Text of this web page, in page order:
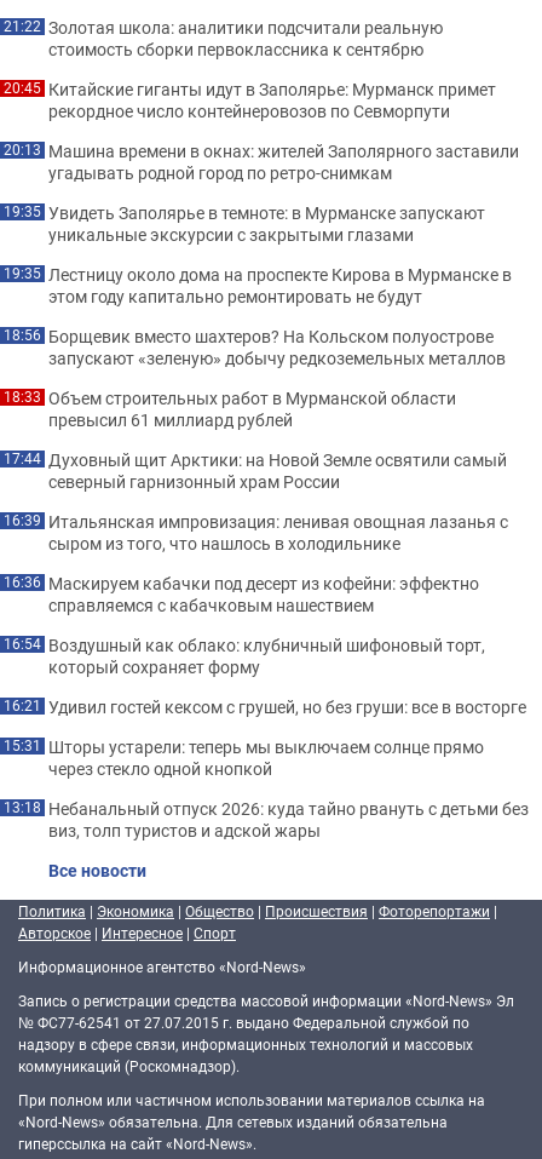
21:22 Золотая школа: аналитики подсчитали реальную
стоимость сборки первоклассника к сентябрю
20:45 Китайские гиганты идут в Заполярье: Мурманск примет
рекордное число контейнеровозов по Севморпути
20:13 Машина времени в окнах: жителей Заполярного заставили
угадывать родной город по ретро-снимкам
19:35 Увидеть Заполярье в темноте: в Мурманске запускают
уникальные экскурсии с закрытыми глазами
19:35 Лестницу около дома на проспекте Кирова в Мурманске в
этом году капитально ремонтировать не будут
18:56 Борщевик вместо шахтеров? На Кольском полуострове
запускают «зеленую» добычу редкоземельных металлов
18:33 Объем строительных работ в Мурманской области
превысил 61 миллиард рублей
17:44 Духовный щит Арктики: на Новой Земле освятили самый
северный гарнизонный храм России
16:39 Итальянская импровизация: ленивая овощная лазанья с
сыром из того, что нашлось в холодильнике
16:36 Маскируем кабачки под десерт из кофейни: эффектно
справляемся с кабачковым нашествием
16:54 Воздушный как облако: клубничный шифоновый торт,
который сохраняет форму
16:21 Удивил гостей кексом с грушей, но без груши: все в восторге
15:31 Шторы устарели: теперь мы выключаем солнце прямо
через стекло одной кнопкой
13:18 Небанальный отпуск 2026: куда тайно рвануть с детьми без
виз, толп туристов и адской жары
Все новости
Политика | Экономика | Общество | Происшествия | Фоторепортажи |
Авторское | Интересное | Спорт
Информационное агентство «Nord-News»
Запись о регистрации средства массовой информации «Nord-News» Эл
№ ФС77-62541 от 27.07.2015 г. выдано Федеральной службой по
надзору в сфере связи, информационных технологий и массовых
коммуникаций (Роскомнадзор).
При полном или частичном использовании материалов ссылка на
«Nord-News» обязательна. Для сетевых изданий обязательна
гиперссылка на сайт «Nord-News».